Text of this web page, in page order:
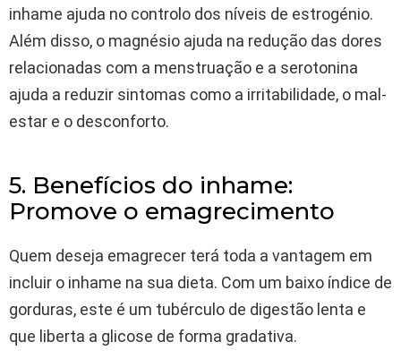
inhame ajuda no controlo dos níveis de estrogénio.
Além disso, o magnésio ajuda na redução das dores
relacionadas com a menstruação e a serotonina
ajuda a reduzir sintomas como a irritabilidade, o mal-
estar e o desconforto.
5. Benefícios do inhame:
Promove o emagrecimento
Quem deseja emagrecer terá toda a vantagem em
incluir o inhame na sua dieta. Com um baixo índice de
gorduras, este é um tubérculo de digestão lenta e
que liberta a glicose de forma gradativa.